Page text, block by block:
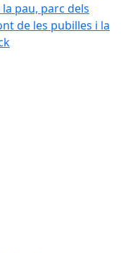
pau, parc dels
de les pubilles i la